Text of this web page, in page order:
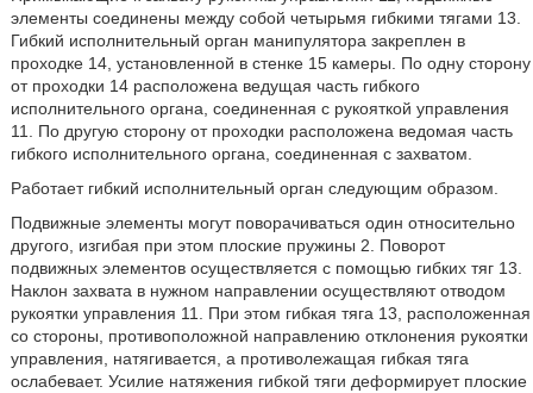
элементы соединены между собой четырьмя гибкими тягами 13.
Гибкий исполнительный орган манипулятора закреплен в
проходке 14, установленной в стенке 15 камеры. По одну сторону
от проходки 14 расположена ведущая часть гибкого
исполнительного органа, соединенная с рукояткой управления
11. По другую сторону от проходки расположена ведомая часть
гибкого исполнительного органа, соединенная с захватом.
Работает гибкий исполнительный орган следующим образом.
Подвижные элементы могут поворачиваться один относительно
другого, изгибая при этом плоские пружины 2. Поворот
подвижных элементов осуществляется с помощью гибких тяг 13.
Наклон захвата в нужном направлении осуществляют отводом
рукоятки управления 11. При этом гибкая тяга 13, расположенная
со стороны, противоположной направлению отклонения рукоятки
управления, натягивается, а противолежащая гибкая тяга
ослабевает. Усилие натяжения гибкой тяги деформирует плоские